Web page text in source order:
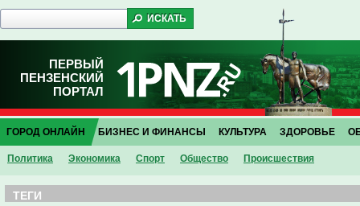
ПЕРВЫЙ
ПЕНЗЕНСКИЙ
ПОРТАЛ
ГОРОД ОНЛАЙН
Политика Экономика Спорт Общество Проиcшествия
БИЗНЕС И ФИНАНСЫ КУЛЬТУРА ЗДОРОВЬЕ
ТЕГИ